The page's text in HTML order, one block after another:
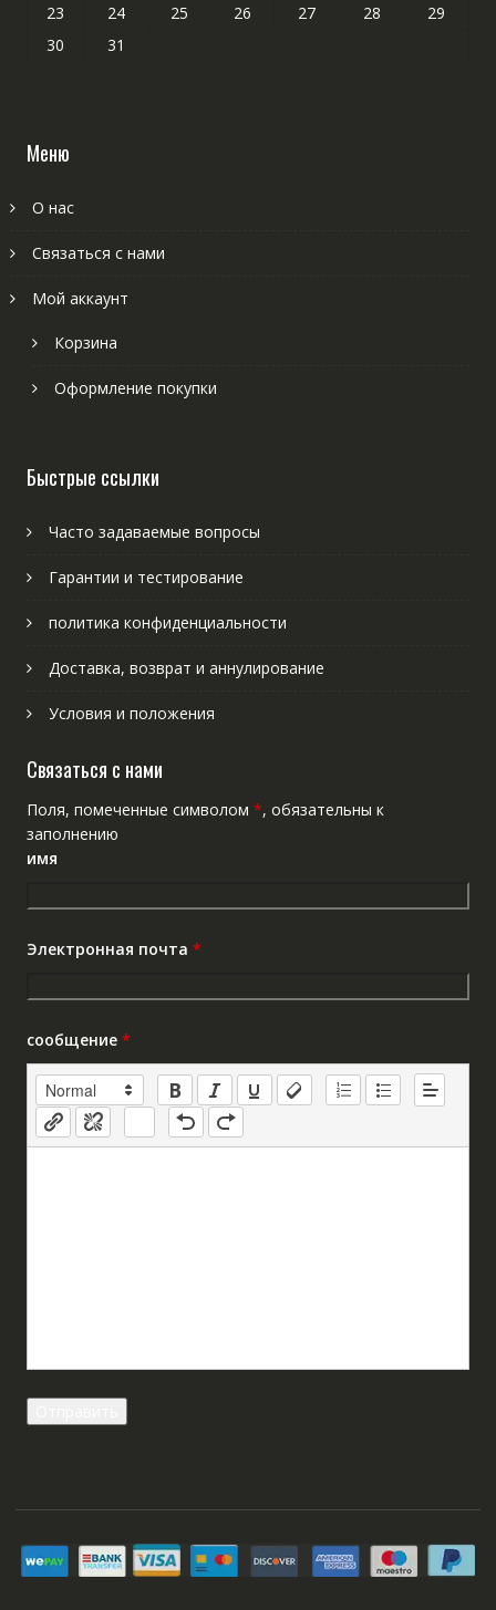
23
24 25 26 27 28
29
30
31
Меню
О нас
Связаться с нами
Мой аккаунт
Корзина
Оформление покупки
Быстрые ссылки
Часто задаваемые вопросы
Гарантии и тестирование
политика конфиденциальности
Доставка, возврат и аннулирование
Условия и положения
Связаться с нами
Поля, помеченные символом *, обязательны к
заполнению
имя
Электронная почта *
сообщение *